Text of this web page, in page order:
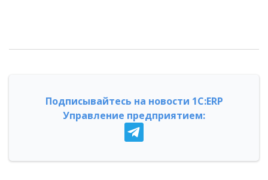
Подписывайтесь на новости 1С:ERP
Управление предприятием: